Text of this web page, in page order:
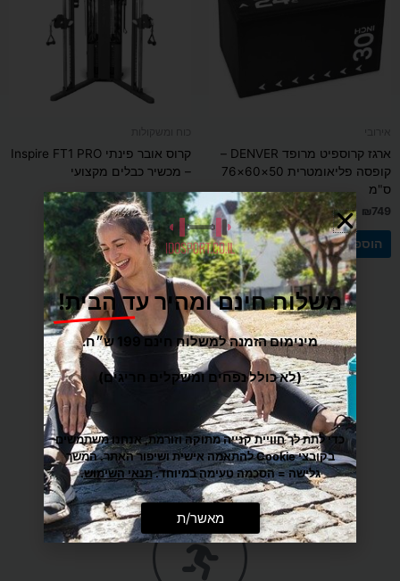
ארגז קרוספיט מרופד DENVER –
קופסה פליאומטרית 50×60×76
ס"מ
₪749
הוספה לסל
קרוס אובר פינתי Inspire FT1 PRO
– מכשיר כבלים מקצועי
₪ 12,900
הוספה לסל
משלוח הכי מהיר עד הבית
מענה אישי ומקצועי
משלוח חינם ומהיר עד הבית!
מינימום הזמנה למשלוח חינם 199 ש״ח.
(לא כולל נפחים ומשקלים חריגים)
כדי לתת לך חוויית קנייה מתוקה וזורמת, אנחנו משתמשים
בקובצי Cookie להתאמה אישית ושיפור האתר. המשך
גלישה = הסכמה טעימה במיוחד.תנאי השימוש.
מאשר/ת